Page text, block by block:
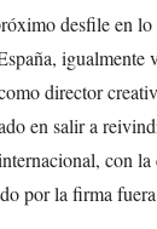
desfile en
igualmente
director
en salir a
con la
por la firma